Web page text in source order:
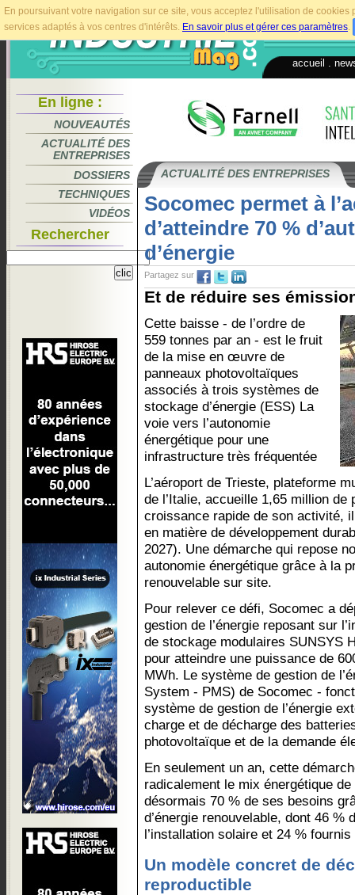
En poursuivant votre navigation sur ce site, vous acceptez l'utilisation de
services adaptés à vos centres d'intérêts. En savoir plus et gérer ces paramètres.
accueil
En ligne :
NOUVEAUTÉS
ACTUALITÉ DES
ENTREPRISES
DOSSIERS
TECHNIQUES
VIDÉOS
Rechercher
ACTUALITÉ DES ENTREPRISES
Socomec permet à
d’atteindre 70 %
d’énergie
Partagez sur
Et de réduire ses
Cette baisse - de l’ordre de
559 tonnes par an - est le fruit
de la mise en œuvre de
panneaux photovoltaïques
associés à trois systèmes de
stockage d’énergie (ESS) La
voie vers l’autonomie
énergétique pour une
infrastructure très fréquentée
L’aéroport de Trieste, plateforme
de l’Italie, accueille 1,65 million
croissance rapide de son activité,
en matière de développement
2027). Une démarche qui repose
autonomie énergétique grâce à la
renouvelable sur site.
Pour relever ce défi, Socomec a
gestion de l’énergie reposant sur
de stockage modulaires SUNSYS
pour atteindre une puissance de
MWh. Le système de gestion de
System - PMS) de Socomec -
système de gestion de l’énergie
charge et de décharge des
photovoltaïque et de la demande
En seulement un an, cette
radicalement le mix énergétique
désormais 70 % de ses besoins
d’énergie renouvelable, dont 46 %
l’installation solaire et 24 %
Un modèle concret de
reproductible